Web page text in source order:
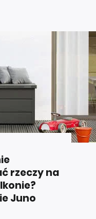
rzeczy na
Juno